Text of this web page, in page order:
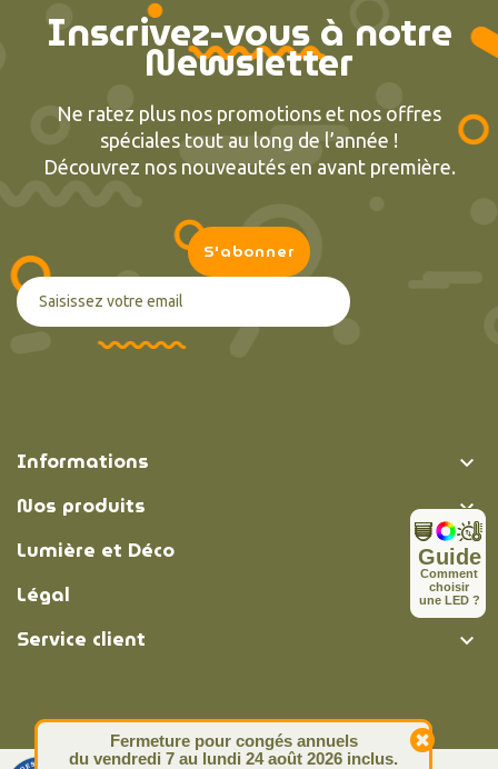
(2
Inscrivez-vous à notre
Newsletter
Ne ratez plus nos promotions et nos offres
spéciales tout au long de l’année !
Découvrez nos nouveautés en avant première.
Informations 
Nos produits 
Lumière et Déco 
Légal 
Service client 
Comment
choisir
une LED ?
Guide
Fermeture pour congés annuels
du vendredi 7 au lundi 24 août 2026 inclus.